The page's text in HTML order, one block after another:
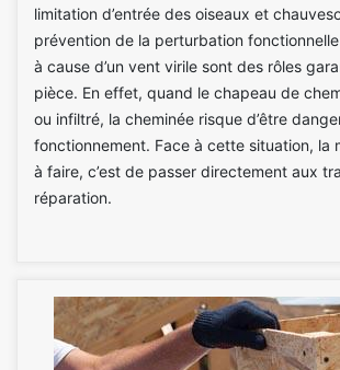
limitation d’entrée des oiseaux et
prévention de la perturbation
à cause d’un vent virile sont des rôles
pièce. En effet, quand le chapeau de
ou infiltré, la cheminée risque d’être
fonctionnement. Face à cette situation, la
à faire, c’est de passer directement aux
réparation.